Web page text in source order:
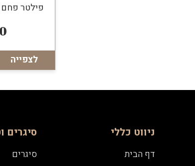
פילטר פחם
לצפייה
ניווט כללי
דף הבית
סיגרים
סיגרים